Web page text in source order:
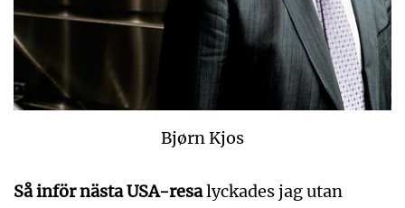
Bjørn Kjos
Så inför nästa USA-resalyckades jag utan